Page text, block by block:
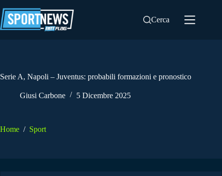
al
contenuto
Cerca
Serie A, Napoli – Juventus: probabili formazioni e pronostico
Giusi Carbone 5 Dicembre 2025
Home / Sport